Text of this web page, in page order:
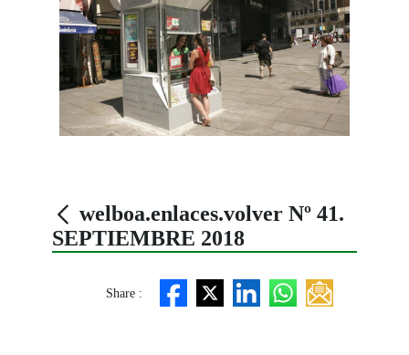
welboa.enlaces.volver Nº 41.
SEPTIEMBRE 2018
Share :